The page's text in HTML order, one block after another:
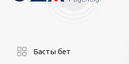
Басты бет